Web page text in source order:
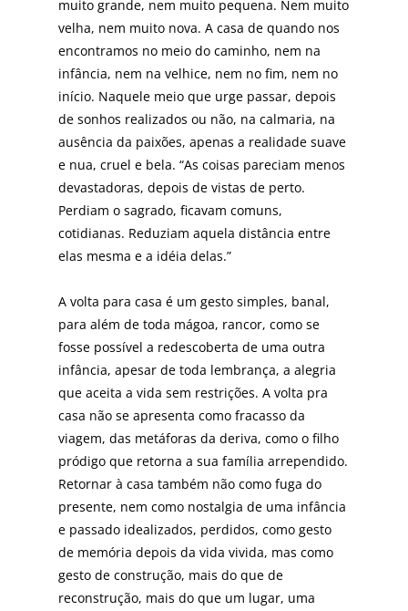
muito grande, nem muito pequena. Nem muito
velha, nem muito nova. A casa de quando nos
encontramos no meio do caminho, nem na
infância, nem na velhice, nem no fim, nem no
início. Naquele meio que urge pas­sar, depois
de sonhos realizados ou não, na calmaria, na
ausência da paixões, apenas a realidade suave
e nua, cruel e bela. “As coisas pareciam menos
devastadoras, depois de vistas de perto.
Perdiam o sagrado, ficavam comuns,
cotidianas. Reduziam aquela distância entre
elas mesma e a idéia delas.”
A volta para casa é um gesto simples, banal,
para além de toda mágoa, rancor, como se
fosse possí­vel a redescoberta de uma outra
infância, apesar de toda lembrança, a alegria
que aceita a vida sem restrições. A volta pra
casa não se apresenta como fracasso da
viagem, das metáforas da deriva, como o filho
pródigo que retorna a sua famí­lia arrependido.
Retornar à casa tam­bém não como fuga do
presente, nem como nostalgia de uma infância
e passado idealizados, perdidos, como gesto
de memória depois da vida vivi­da, mas como
gesto de construção, mais do que de
reconstrução, mais do que um lugar, uma